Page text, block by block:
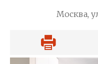
Москва,